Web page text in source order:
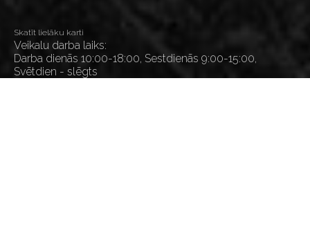
Skatīt lielāku karti
Veikalu darba laiks:
Darba dienās 10:00-18:00, Sestdienās 9:00-15:00,
Svētdien - slēgts